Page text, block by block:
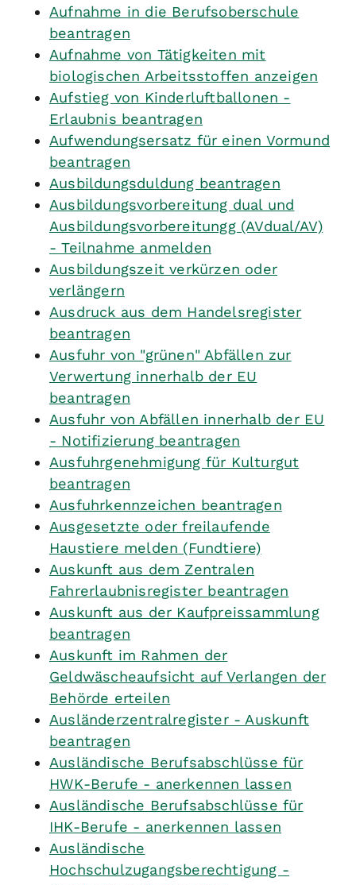
Aufnahme in die Berufsoberschule
beantragen
Aufnahme von Tätigkeiten mit
biologischen Arbeitsstoffen anzeigen
Aufstieg von Kinderluftballonen -
Erlaubnis beantragen
Aufwendungsersatz für einen Vormund
beantragen
Ausbildungsduldung beantragen
Ausbildungsvorbereitung dual und
Ausbildungsvorbereitungg (AVdual/AV)
- Teilnahme anmelden
Ausbildungszeit verkürzen oder
verlängern
Ausdruck aus dem Handelsregister
beantragen
Ausfuhr von "grünen" Abfällen zur
Verwertung innerhalb der EU
beantragen
Ausfuhr von Abfällen innerhalb der EU
- Notifizierung beantragen
Ausfuhrgenehmigung für Kulturgut
beantragen
Ausfuhrkennzeichen beantragen
Ausgesetzte oder freilaufende
Haustiere melden (Fundtiere)
Auskunft aus dem Zentralen
Fahrerlaubnisregister beantragen
Auskunft aus der Kaufpreissammlung
beantragen
Auskunft im Rahmen der
Geldwäscheaufsicht auf Verlangen der
Behörde erteilen
Ausländerzentralregister - Auskunft
beantragen
Ausländische Berufsabschlüsse für
HWK-Berufe - anerkennen lassen
Ausländische Berufsabschlüsse für
IHK-Berufe - anerkennen lassen
Ausländische
Hochschulzugangsberechtigung -